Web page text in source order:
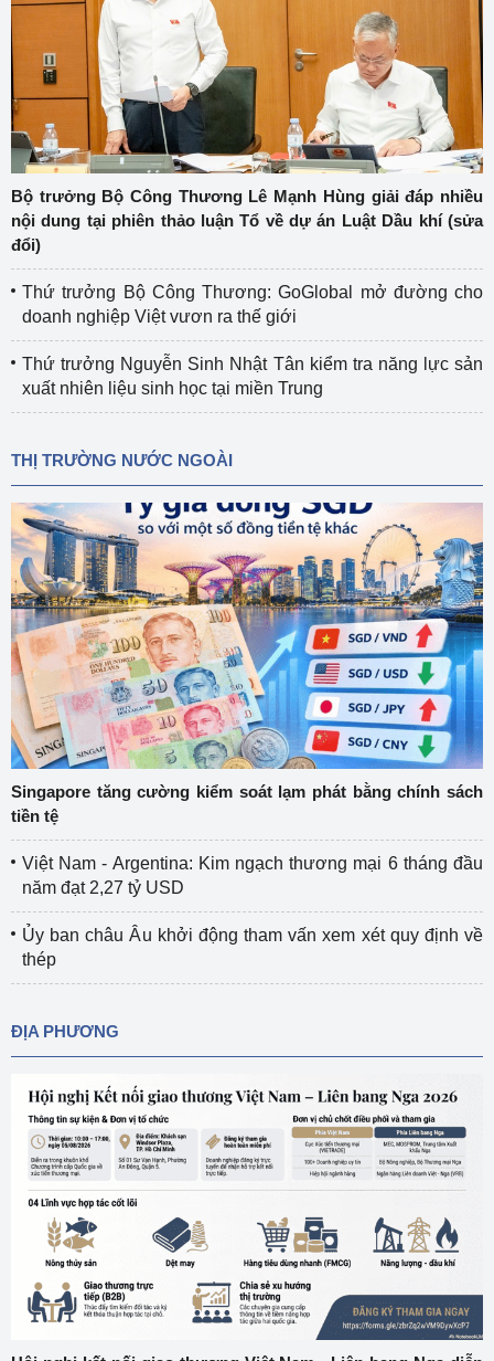
Bộ trưởng Bộ Công Thương Lê Mạnh Hùng giải đáp nhiều
nội dung tại phiên thảo luận Tổ về dự án Luật Dầu khí (sửa
đổi)
Thứ trưởng Bộ Công Thương: GoGlobal mở đường cho
doanh nghiệp Việt vươn ra thế giới
Thứ trưởng Nguyễn Sinh Nhật Tân kiểm tra năng lực sản
xuất nhiên liệu sinh học tại miền Trung
THỊ TRƯỜNG NƯỚC NGOÀI
Singapore tăng cường kiểm soát lạm phát bằng chính sách
tiền tệ
Việt Nam - Argentina: Kim ngạch thương mại 6 tháng đầu
năm đạt 2,27 tỷ USD
Ủy ban châu Âu khởi động tham vấn xem xét quy định về
thép
ĐỊA PHƯƠNG